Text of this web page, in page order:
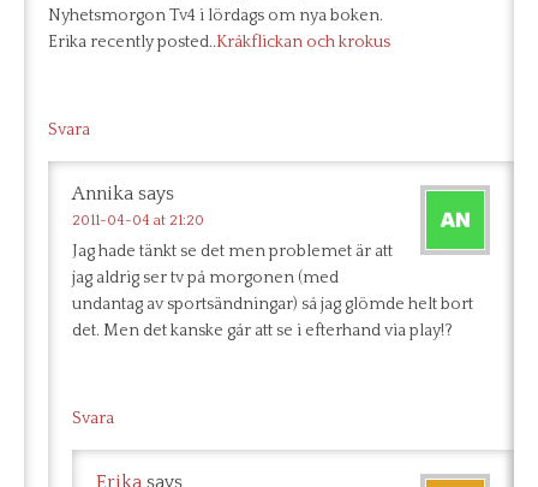
Nyhetsmorgon Tv4 i lördags om nya boken.
Erika recently posted..Kråkflickan och krokus
Svara
Annika says
2011-04-04 at 21:20
Jag hade tänkt se det men problemet är att
jag aldrig ser tv på morgonen (med
undantag av sportsändningar) så jag glömde helt bort
det. Men det kanske går att se i efterhand via play!?
Svara
Erika says